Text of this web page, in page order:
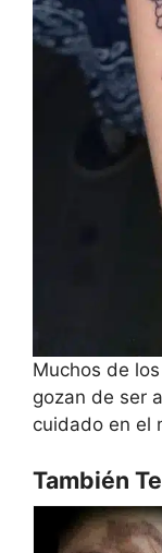
Muchos de los
gozan de ser
cuidado en el
También